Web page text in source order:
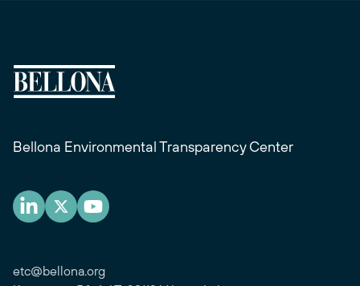
Bellona Environmental Transparency Center
etc@bellona.org